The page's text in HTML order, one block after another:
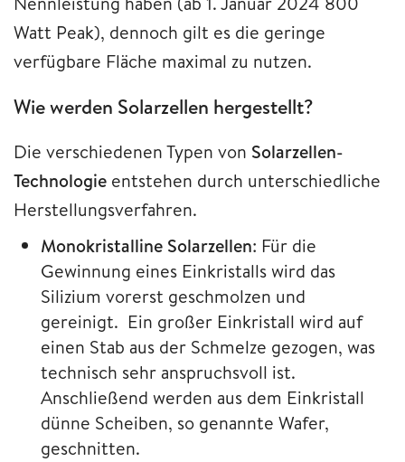
Watt Peak), dennoch gilt es die geringe
verfügbare Fläche maximal zu nutzen.
Wie werden Solarzellen hergestellt?
Die verschiedenen Typen von Solarzellen-
Technologie entstehen durch unterschiedliche
Herstellungsverfahren.
Monokristalline Solarzellen: Für die
Gewinnung eines Einkristalls wird das
Silizium vorerst geschmolzen und
gereinigt. Ein großer Einkristall wird auf
einen Stab aus der Schmelze gezogen, was
technisch sehr anspruchsvoll ist.
Anschließend werden aus dem Einkristall
dünne Scheiben, so genannte Wafer,
geschnitten.